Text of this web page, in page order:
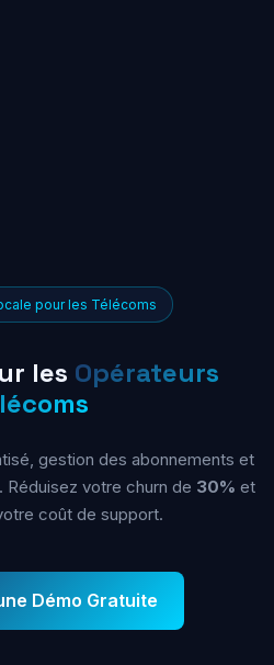
pour les Télécoms
les Opérateurs
gestion des abonnements et
votre churn de 30% et
coût de support.
Démo Gratuite